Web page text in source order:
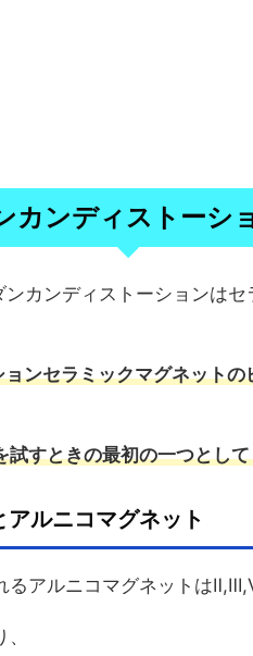
カンディストーシ
カンディストーションはセ
ンセラミックマグネット
試すときの最初の一つとし
ルニコマグネット
るアルニコマグネットは